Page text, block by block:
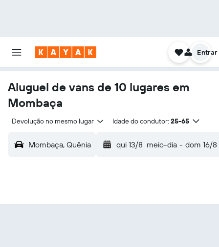
Entrar
Aluguel de vans de 10 lugares em
Mombaça
Devolução no mesmo lugar Idade do condutor: 25-65
Mombaça, Quênia qui 13/8 meio-dia - dom 16/8